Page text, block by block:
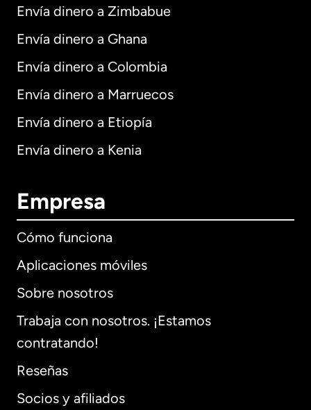
Envía dinero a Zimbabue
Envía dinero a Ghana
Envía dinero a Colombia
Envía dinero a Marruecos
Envía dinero a Etiopía
Envía dinero a Kenia
Empresa
Cómo funciona
Aplicaciones móviles
Sobre nosotros
Trabaja con nosotros. ¡Estamos
contratando!
Reseñas
Socios y afiliados